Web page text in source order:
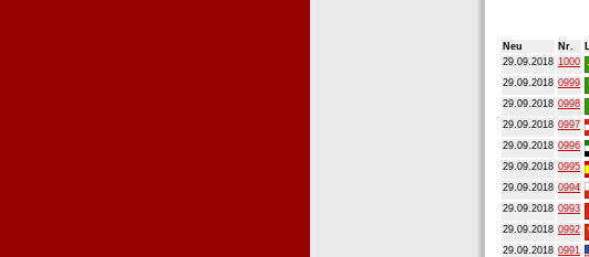
Neu Nr.
29.09.2018 1000
29.09.2018 0999
29.09.2018 0998
29.09.2018 0997
29.09.2018 0996
29.09.2018 0995
29.09.2018 0994
29.09.2018 0993
29.09.2018 0992
29.09.2018 0991